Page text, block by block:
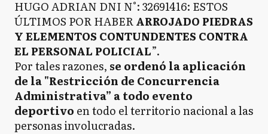
HUGO ADRIAN DNI N°: 32691416: ESTOS
ÚLTIMOS POR HABERARROJADO PIEDRAS
Y ELEMENTOS CONTUNDENTES CONTRA
EL PERSONAL POLICIAL”.
Por tales razones, se ordenó la aplicación
de la "Restricción de Concurrencia
Administrativa” a todo evento
deportivo en todo el territorio nacional a las
personas involucradas.